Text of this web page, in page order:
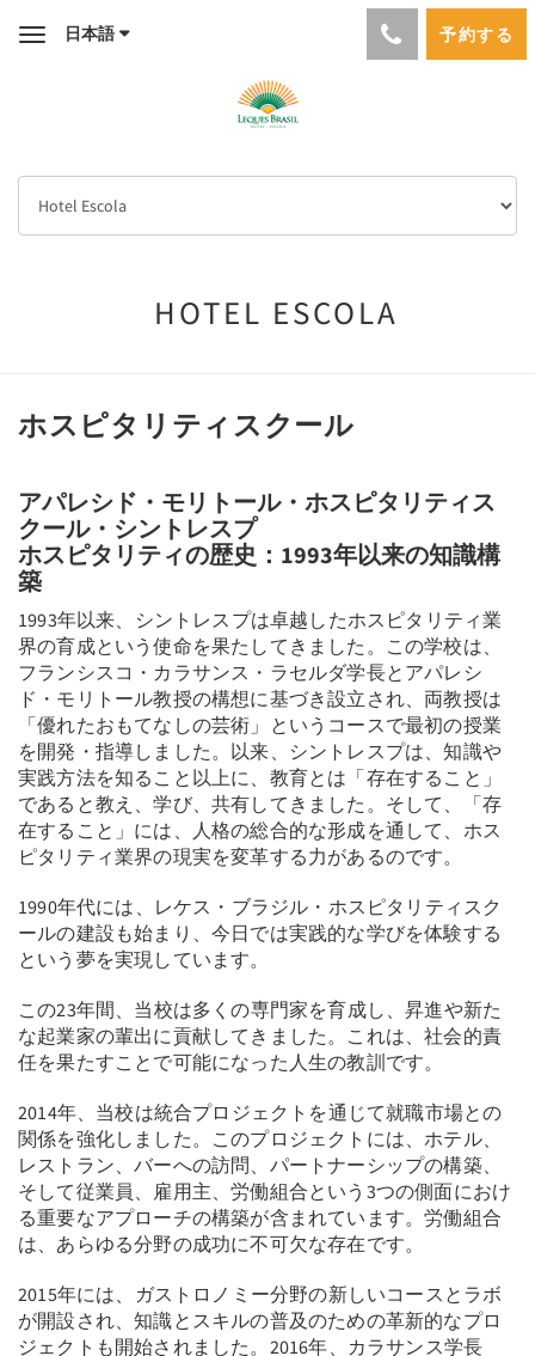
Toggle日本語 予約する
HOTEL ESCOLA
ホスピタリティスクール
アパレシド・モリトール・ホスピタリティス
クール・シントレスプ
ホスピタリティの歴史：1993年以来の知識構
築
1993年以来、シントレスプは卓越したホスピタリティ業
界の育成という使命を果たしてきました。この学校は、
フランシスコ・カラサンス・ラセルダ学長とアパレシ
ド・モリトール教授の構想に基づき設立され、両教授は
「優れたおもてなしの芸術」というコースで最初の授業
を開発・指導しました。以来、シントレスプは、知識や
実践方法を知ること以上に、教育とは「存在すること」
であると教え、学び、共有してきました。そして、「存
在すること」には、人格の総合的な形成を通して、ホス
ピタリティ業界の現実を変革する力があるのです。
1990年代には、レケス・ブラジル・ホスピタリティスク
ールの建設も始まり、今日では実践的な学びを体験する
という夢を実現しています。
この23年間、当校は多くの専門家を育成し、昇進や新た
な起業家の輩出に貢献してきました。これは、社会的責
任を果たすことで可能になった人生の教訓です。
2014年、当校は統合プロジェクトを通じて就職市場との
関係を強化しました。このプロジェクトには、ホテル、
レストラン、バーへの訪問、パートナーシップの構築、
そして従業員、雇用主、労働組合という3つの側面におけ
る重要なアプローチの構築が含まれています。労働組合
は、あらゆる分野の成功に不可欠な存在です。
2015年には、ガストロノミー分野の新しいコースとラボ
が開設され、知識とスキルの普及のための革新的なプロ
ジェクトも開始されました。2016年、カラサンス学長